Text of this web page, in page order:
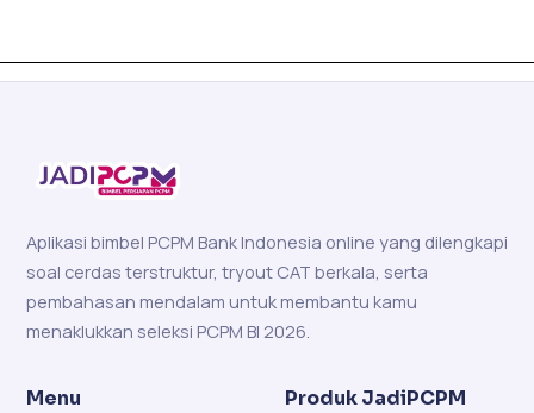
Aplikasi bimbel PCPM Bank Indonesia online yang dilengkapi
soal cerdas terstruktur, tryout CAT berkala, serta
pembahasan mendalam untuk membantu kamu
menaklukkan seleksi PCPM BI 2026.
Menu Produk JadiPCPM